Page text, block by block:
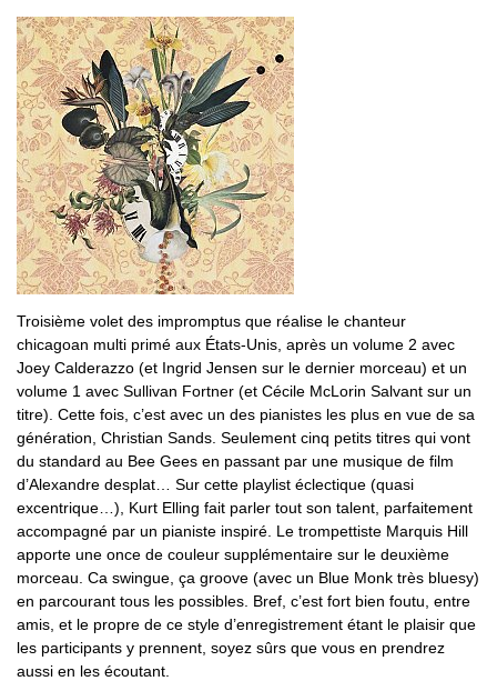
Troisième volet des impromptus que réalise le chanteur
chicagoan multi primé aux États-Unis, après un volume 2 avec
Joey Calderazzo (et Ingrid Jensen sur le dernier morceau) et un
volume 1 avec Sullivan Fortner (et Cécile McLorin Salvant sur un
titre). Cette fois, c’est avec un des pianistes les plus en vue de sa
génération, Christian Sands. Seulement cinq petits titres qui vont
du standard au Bee Gees en passant par une musique de film
d’Alexandre desplat… Sur cette playlist éclectique (quasi
excentrique…), Kurt Elling fait parler tout son talent, parfaitement
accompagné par un pianiste inspiré. Le trompettiste Marquis Hill
apporte une once de couleur supplémentaire sur le deuxième
morceau. Ca swingue, ça groove (avec un Blue Monk très bluesy)
en parcourant tous les possibles. Bref, c’est fort bien foutu, entre
amis, et le propre de ce style d’enregistrement étant le plaisir que
les participants y prennent, soyez sûrs que vous en prendrez
aussi en les écoutant.